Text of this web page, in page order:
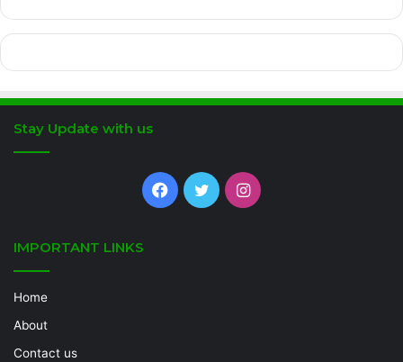
Stay Update with us
Facebook
TwitterInstagram
IMPORTANT LINKS
Home
About
Contact us